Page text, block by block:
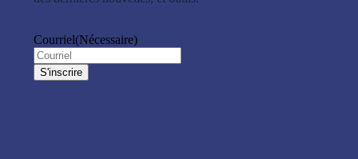
Courriel(Nécessaire)